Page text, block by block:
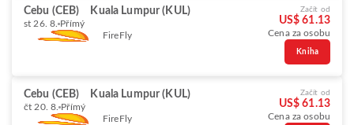
Cebu (CEB) Kuala Lumpur (KUL)
st 26. 8. Přímý
FireFly
Začít od
US$ 61.13
Cena za osobu
Kniha
Cebu (CEB) Kuala Lumpur (KUL)
čt 20. 8. Přímý
FireFly
Začít od
US$ 61.13
Cena za osobu